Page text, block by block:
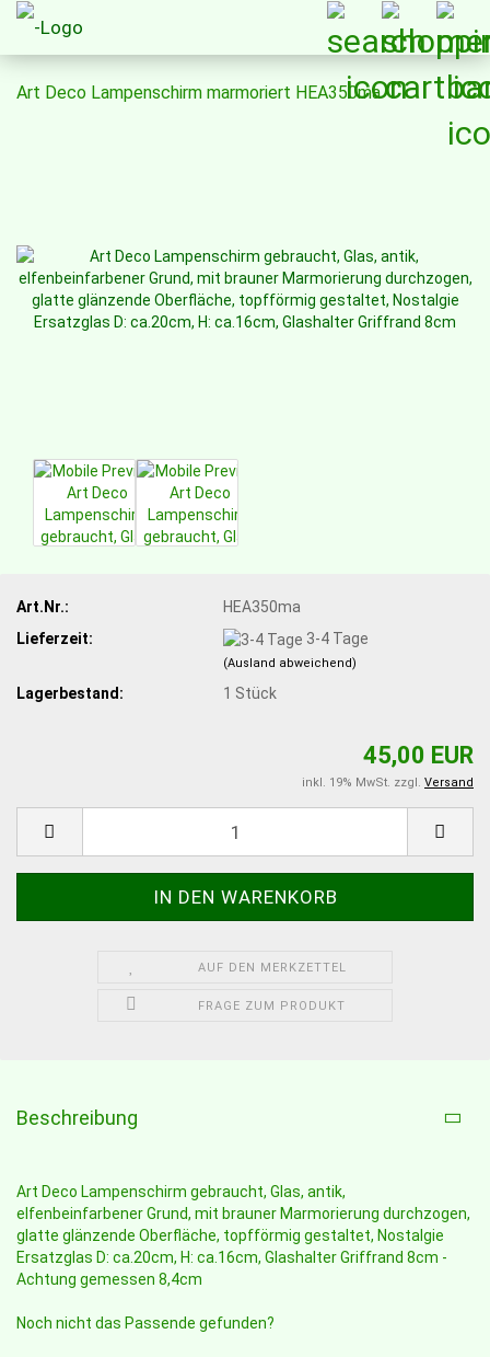
Art Deco Lampenschirm marmoriert HEA350ma
Art.Nr.:
HEA350ma
Lieferzeit:
3-4 Tage
(Ausland abweichend)
Lagerbestand: 1 Stück
45,00 EUR
inkl. 19% MwSt. zzgl. Versand
AUF DEN MERKZETTEL
FRAGE ZUM PRODUKT
Beschreibung
Art Deco Lampenschirm gebraucht, Glas, antik,
elfenbeinfarbener Grund, mit brauner Marmorierung durchzogen,
glatte glänzende Oberfläche, topfförmig gestaltet, Nostalgie
Ersatzglas D: ca.20cm, H: ca.16cm, Glashalter Griffrand 8cm -
Achtung gemessen 8,4cm
Noch nicht das Passende gefunden?